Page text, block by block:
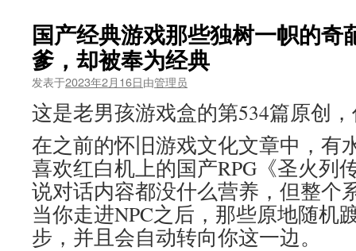
国产经典游戏那些独树一帜的奇
爹，却被奉为经典
发表于2023年2月16日由管理员
这是老男孩游戏盒的第534篇原创
在之前的怀旧游戏文化文章中，有
喜欢红白机上的国产RPG《圣火列
说对话内容都没什么营养，但整个
当你走进NPC之后，那些原地随机
步，并且会自动转向你这一边。